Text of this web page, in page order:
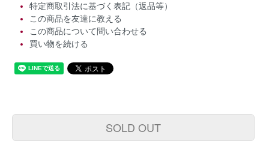
特定商取引法に基づく表記（返品等）
この商品を友達に教える
この商品について問い合わせる
買い物を続ける
SOLD OUT